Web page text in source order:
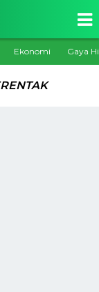
Ekonomi Gaya